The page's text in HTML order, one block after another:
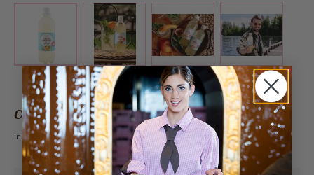
View larger imageView larger imageView larger imageView larger
CHF 3.50
inkl. 2.6% MwSt.